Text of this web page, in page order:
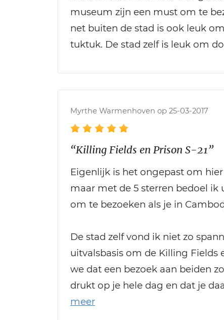
museum zijn een must om te
net buiten de stad is ook leuk
tuktuk. De stad zelf is leuk om
Myrthe Warmenhoven op 25-03-2017
“Killing Fields en Prison S-21”
Eigenlijk is het ongepast om
maar met de 5 sterren bedoel
om te bezoeken als je in
De stad zelf vond ik niet zo
uitvalsbasis om de Killing Fields
we dat een bezoek aan beiden
drukt op je hele dag en dat je